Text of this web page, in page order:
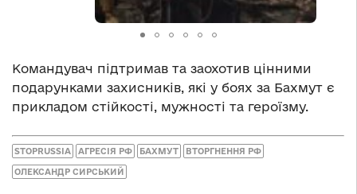
Командувач підтримав та заохотив цінними
подарунками захисників, які у боях за Бахмут є
прикладом стійкості, мужності та героїзму.
STOPRUSSIA АГРЕСІЯ РФ БАХМУТ ВТОРГНЕННЯ РФ
ОЛЕКСАНДР СИРСЬКИЙ